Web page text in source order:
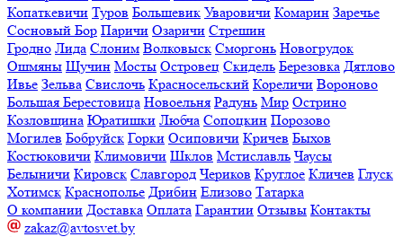
Копаткевичи Туров Большевик Уваровичи Комарин Заречье
Сосновый Бор Паричи Озаричи Стрешин
Гродно Лида Слоним Волковыск Сморгонь Новогрудок
Ошмяны Щучин Мосты Островец Скидель Березовка Дятлово
Ивье Зельва Свислочь Красносельский Кореличи Вороново
Большая Берестовица Новоельня Радунь Мир Острино
Козловщина Юратишки Любча Сопоцкин Порозово
Могилев Бобруйск Горки Осиповичи Кричев Быхов
Костюковичи Климовичи Шклов Мстиславль Чаусы
Белыничи Кировск Славгород Чериков Круглое Кличев Глуск
Хотимск Краснополье Дрибин Елизово Татарка
О компании Доставка Оплата Гарантии Отзывы Контакты
zakaz@avtosvet.by